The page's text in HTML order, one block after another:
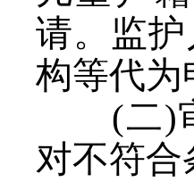
请。监
构等代为
(二)
对不符